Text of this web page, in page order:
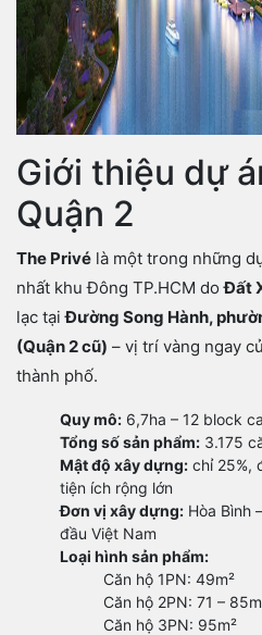
Giới thiệu dự
Quận 2
The Privé là một trong những
nhất khu Đông TP.HCM doĐất
lạc tạiĐường Song Hành,
(Quận 2 cũ) – vị trí vàng ngay
thành phố.
Quy mô: 6,7ha – 12 block
Tổng số sản phẩm: 3.175
Mật độ xây dựng: chỉ 25%,
tiện ích rộng lớn
Đơn vị xây dựng: Hòa Bình
đầu Việt Nam
Loại hình sản phẩm:
Căn hộ 1PN: 49m²
Căn hộ 2PN: 71 –
Căn hộ 3PN: 95m²